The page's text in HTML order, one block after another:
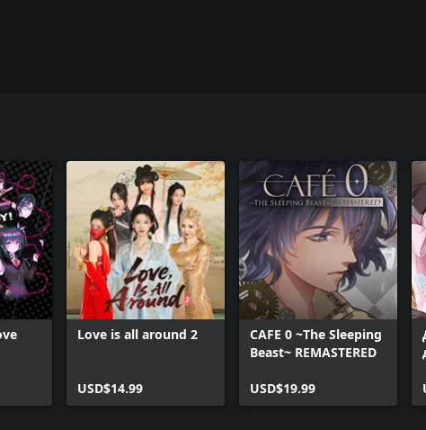
Love is all around 2
USD$14.99
CAFE 0 ~The Sleeping
Beast~ REMASTERED
USD$19.99